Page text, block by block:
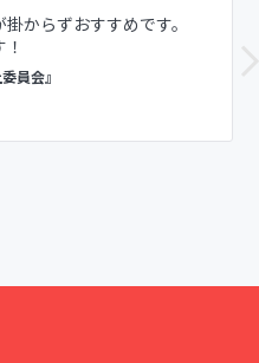
からずおすすめです。
員会』